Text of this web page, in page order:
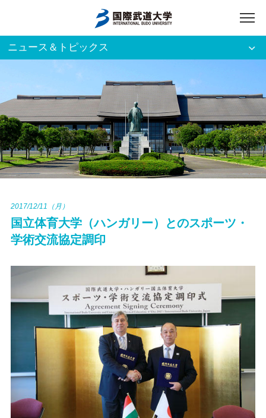
アクセス 入試資料請求
ご利用者別
ホーム
大学案内
学部・大学院
キャンパスライフ
学友会クラブ活動
ニュース＆トピックス
2017/12/11（月）
国立体育大学（ハンガリー）とのスポーツ・
学術交流協定調印